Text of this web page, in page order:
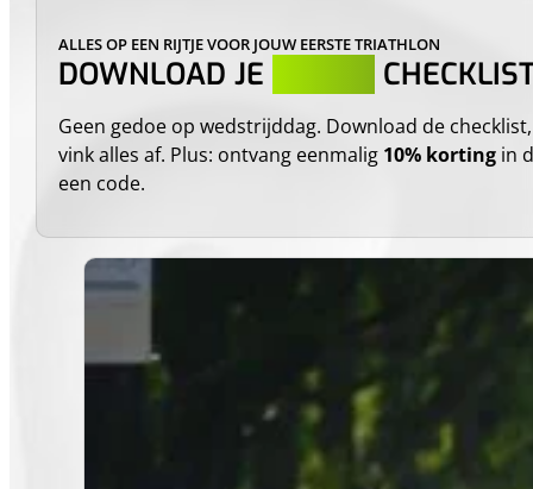
ALLES OP EEN RIJTJE VOOR JOUW EERSTE TRIATHLON
DOWNLOAD JE
Geen gedoe op wedstrijddag. Download de
vink alles af. Plus: ontvang eenmalig 10% kortingin
een code.